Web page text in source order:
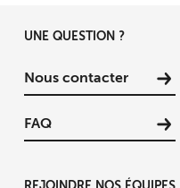
UNE QUESTION ?
Nous contacter
FAQ